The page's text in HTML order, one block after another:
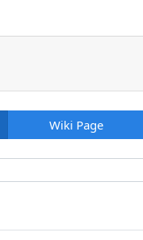
Wiki Page